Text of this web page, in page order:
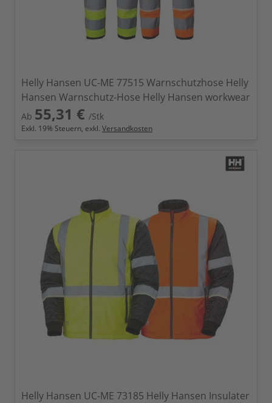
Helly Hansen UC-ME 77515 Warnschutzhose Helly
Hansen Warnschutz-Hose Helly Hansen workwear
Ab 55,31 € /Stk
Exkl. 19% Steuern, exkl. Versandkosten
Helly Hansen UC-ME 73185 Helly Hansen Insulater